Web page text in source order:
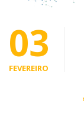
03
FEVEREIRO